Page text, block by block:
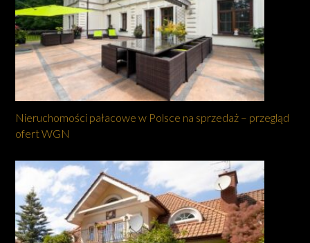
Nieruchomości pałacowe w Polsce na sprzedaż – przegląd
ofert WGN